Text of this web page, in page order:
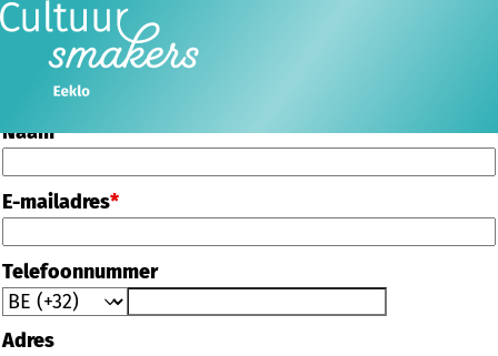
Word vrijwilliger
Voornaam*
Naam*
E-mailadres*
Telefoonnummer
Adres